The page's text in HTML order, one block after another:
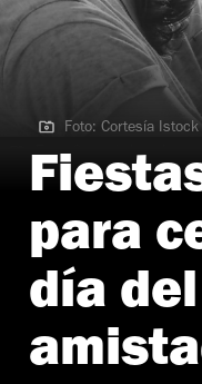
Foto: Cortesía Istock
Foto: Cortesía Istock
para
día